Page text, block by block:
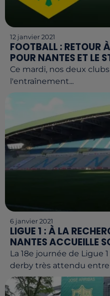
12 janvier 2021
FOOTBALL : RETOUR
POUR NANTES ET LE
Ce mardi, nos deux
l'entraînement...
6 janvier 2021
LIGUE 1 : À LA
NANTES ACCUEILLE
La 18e journée de Ligue
derby très attendu entre